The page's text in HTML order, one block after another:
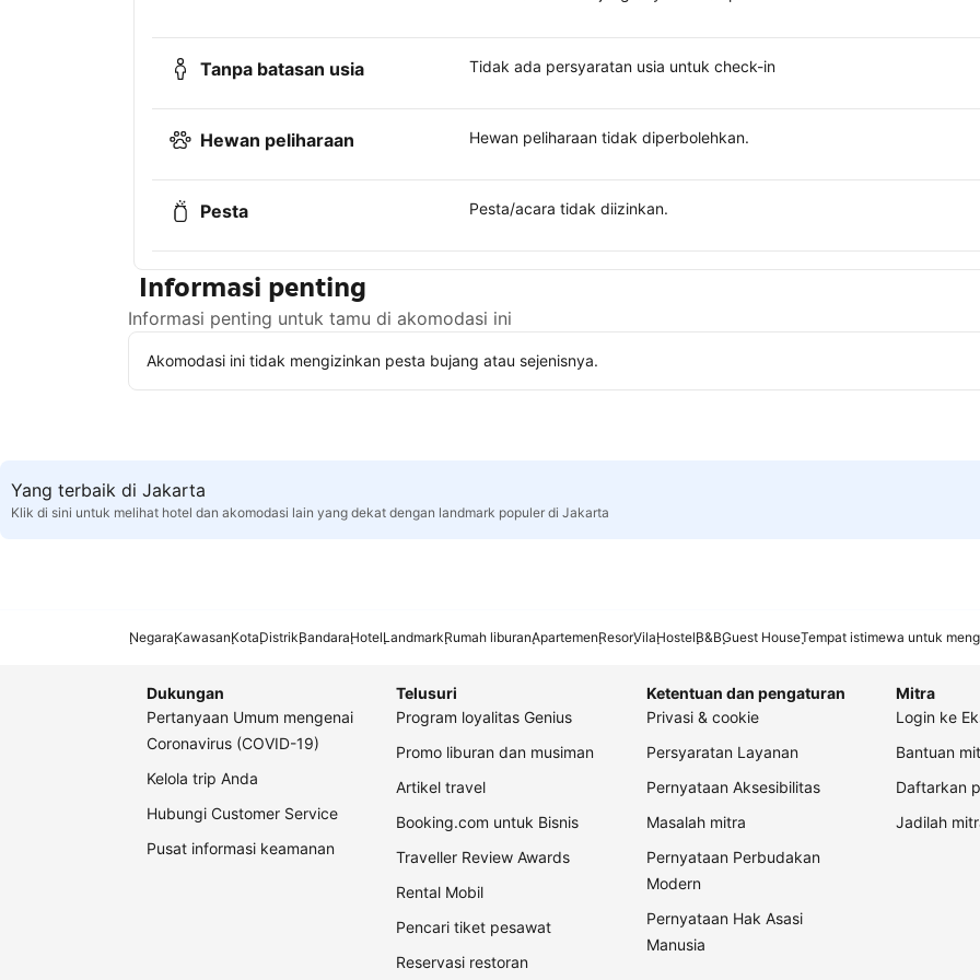
Tanpa batasan usia Tidak ada persyaratan usia untuk check-in
Hewan peliharaan Hewan peliharaan tidak diperbolehkan.
Pesta Pesta/acara tidak diizinkan.
Informasi penting
Informasi penting untuk tamu di akomodasi ini
Akomodasi ini tidak mengizinkan pesta bujang atau sejenisnya.
Yang terbaik di Jakarta
Klik di sini untuk melihat hotel dan akomodasi lain yang dekat dengan landmark populer di Jakarta
NegaraKawasanKotaDistrikBandaraHotelLandmarkRumah liburanApartemenResorVilaHostelB&BGuest HouseTempat istimewa untuk
Dukungan
Pertanyaan Umum mengenai
Coronavirus (COVID-19)
Kelola trip Anda
Hubungi Customer Service
Pusat informasi keamanan
Telusuri
Program loyalitas Genius
Promo liburan dan musiman
Artikel travel
Booking.com untuk Bisnis
Traveller Review Awards
Rental Mobil
Pencari tiket pesawat
Reservasi restoran
Ketentuan dan pengaturan
Privasi & cookie
Persyaratan Layanan
Pernyataan Aksesibilitas
Masalah mitra
Pernyataan Perbudakan
Modern
Pernyataan Hak Asasi
Manusia
Mitra
Login ke
Bantuan
Daftarkan
Jadilah